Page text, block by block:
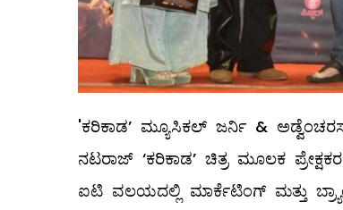
'ಕರಿಕಾಡ’ ಮ್ಯೂಸಿಕಲ್ ಜರ್ನಿ &
ನಟರಾಜ್ ‘ಕರಿಕಾಡ’ ಚಿತ್ರ ಮೂಲಕ ಪ್ರೇಕ್ಷಕರ
ಐಟಿ ವಲಯದಲ್ಲಿ ಮಾರ್ಕೆಟಿಂಗ್ ಮತ್ತು